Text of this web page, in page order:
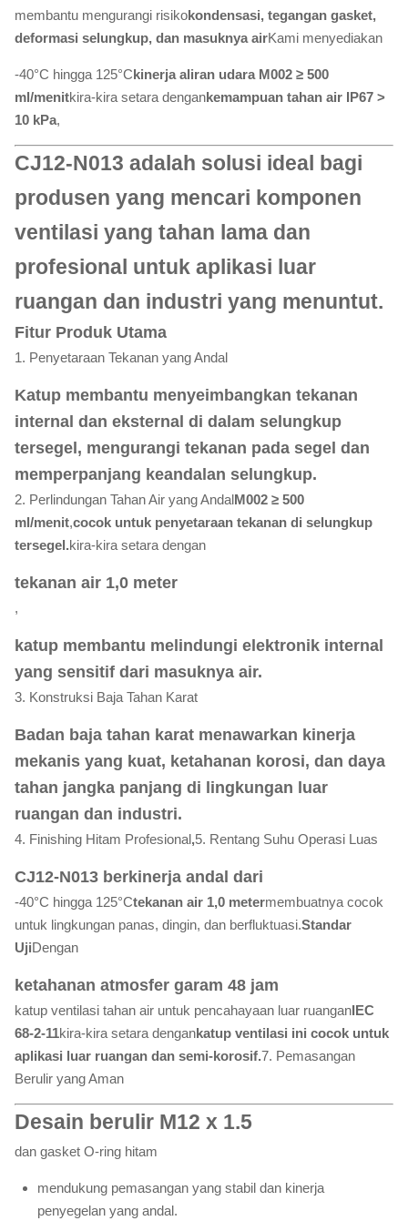
membantu mengurangi risikokondensasi, tegangan gasket,
deformasi selungkup, dan masuknya airKami menyediakan
-40°C hingga 125°Ckinerja aliran udara M002 ≥ 500
ml/menitkira-kira setara dengankemampuan tahan air IP67 >
10 kPa,
CJ12-N013 adalah solusi ideal bagi
produsen yang mencari komponen
ventilasi yang tahan lama dan
profesional untuk aplikasi luar
ruangan dan industri yang menuntut.
Fitur Produk Utama
1. Penyetaraan Tekanan yang Andal
Katup membantu menyeimbangkan tekanan
internal dan eksternal di dalam selungkup
tersegel, mengurangi tekanan pada segel dan
memperpanjang keandalan selungkup.
2. Perlindungan Tahan Air yang AndalM002 ≥ 500
ml/menit,cocok untuk penyetaraan tekanan di selungkup
tersegel.kira-kira setara dengan
tekanan air 1,0 meter
,
katup membantu melindungi elektronik internal
yang sensitif dari masuknya air.
3. Konstruksi Baja Tahan Karat
Badan baja tahan karat menawarkan kinerja
mekanis yang kuat, ketahanan korosi, dan daya
tahan jangka panjang di lingkungan luar
ruangan dan industri.
4. Finishing Hitam Profesional,5. Rentang Suhu Operasi Luas
CJ12-N013 berkinerja andal dari
-40°C hingga 125°Ctekanan air 1,0 metermembuatnya cocok
untuk lingkungan panas, dingin, dan berfluktuasi.Standar
UjiDengan
ketahanan atmosfer garam 48 jam
katup ventilasi tahan air untuk pencahayaan luar ruanganIEC
68-2-11kira-kira setara dengankatup ventilasi ini cocok untuk
aplikasi luar ruangan dan semi-korosif.7. Pemasangan
Berulir yang Aman
Desain berulir M12 x 1.5
dan gasket O-ring hitam
mendukung pemasangan yang stabil dan kinerja
penyegelan yang andal.